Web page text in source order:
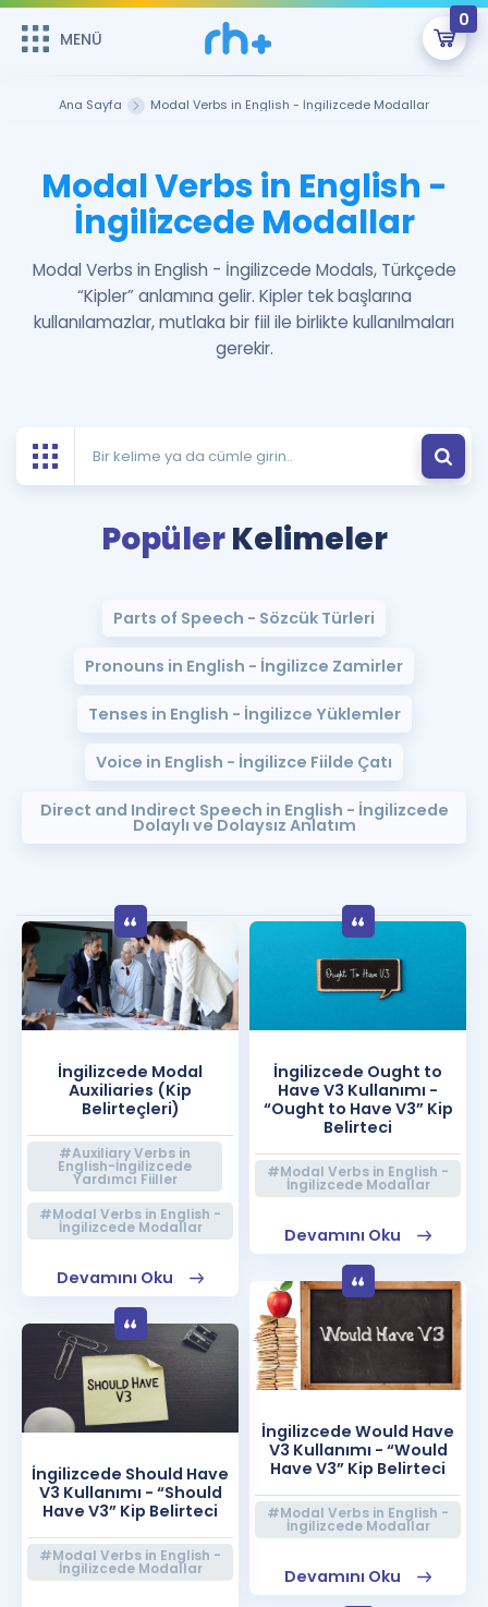
MENÜ
0
Şifremi Hatırlamıyorum
ÜYE DEĞİLİM
Remzi Hoca ile seni sınava hazırlayacak onlarca eğitim seni
bekliyor!
MENÜ
Çalışma Paketleri
Katılımcı Görüşleri
Sözlük
Rehberlik Aracı
ÖSYM Sınav Takvimi
Kampanyalar
İngilizce Gramer
Hakkımızda
Soru & Cevap
Ana Sayfa Modal Verbs in English - İngilizcede Modallar
Modal Verbs in English -
İngilizcede Modallar
Modal Verbs in English - İngilizcede Modals, Türkçede
“Kipler” anlamına gelir. Kipler tek başlarına
kullanılamazlar, mutlaka bir fiil ile birlikte kullanılmaları
gerekir.
PopülerKelimeler
Parts of Speech - Sözcük Türleri
Pronouns in English - İngilizce Zamirler
Tenses in English - İngilizce Yüklemler
Voice in English - İngilizce Fiilde Çatı
Direct and Indirect Speech in English - İngilizcede
Dolaylı ve Dolaysız Anlatım
İngilizcede Modal
Auxiliaries (Kip
Belirteçleri)
#Auxiliary Verbs in
English-İngilizcede
Yardımcı Fiiller
#Modal Verbs in English -
İngilizcede Modallar
Devamını Oku
İngilizcede Ought to
Have V3 Kullanımı -
“Ought to Have V3” Kip
Belirteci
#Modal Verbs in English -
İngilizcede Modallar
Devamını Oku
İngilizcede Would Have
V3 Kullanımı - “Would
Have V3” Kip Belirteci
#Modal Verbs in English -
İngilizcede Modallar
Devamını Oku
İngilizcede Should Have
V3 Kullanımı - “Should
Have V3” Kip Belirteci
#Modal Verbs in English -
İngilizcede Modallar